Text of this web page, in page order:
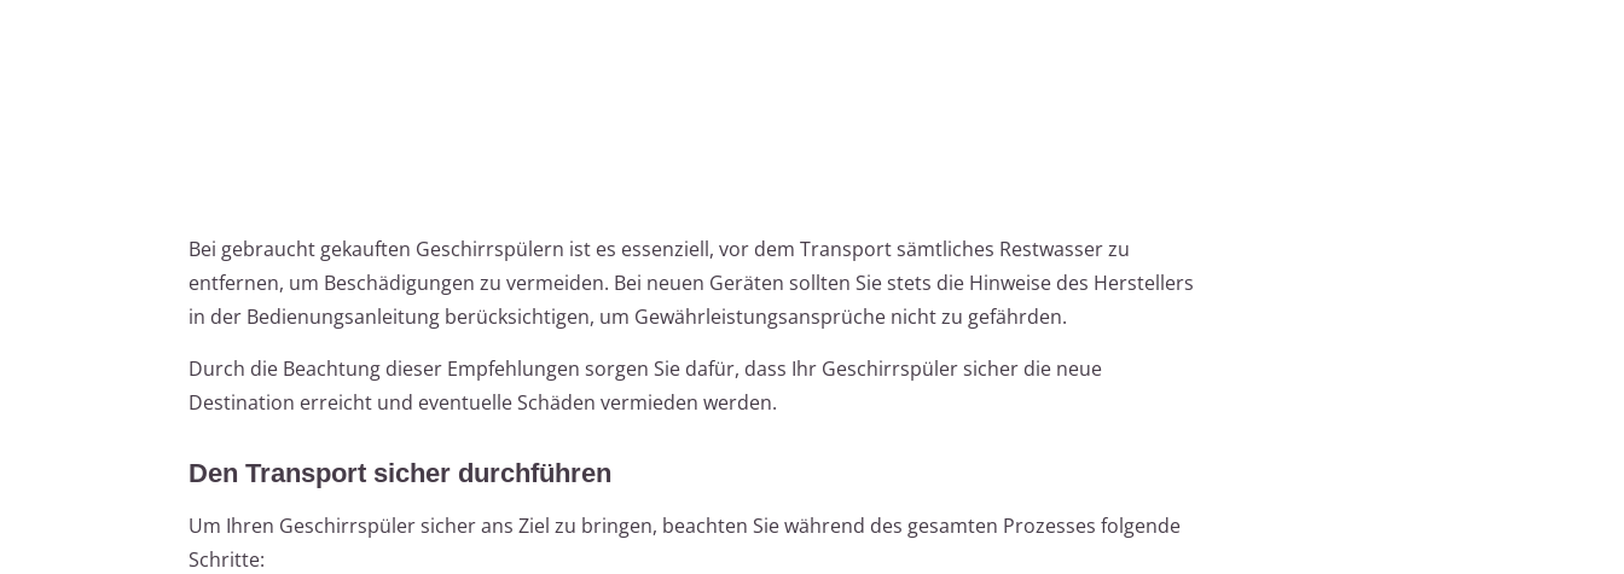
Bei gebraucht gekauften Geschirrspülern ist es essenziell, vor dem Transport sämtliches Restwasser zu
entfernen, um Beschädigungen zu vermeiden. Bei neuen Geräten sollten Sie stets die Hinweise des Herstellers
in der Bedienungsanleitung berücksichtigen, um Gewährleistungsansprüche nicht zu gefährden.
Durch die Beachtung dieser Empfehlungen sorgen Sie dafür, dass Ihr Geschirrspüler sicher die neue
Destination erreicht und eventuelle Schäden vermieden werden.
Den Transport sicher durchführen
Um Ihren Geschirrspüler sicher ans Ziel zu bringen, beachten Sie während des gesamten Prozesses folgende
Schritte: